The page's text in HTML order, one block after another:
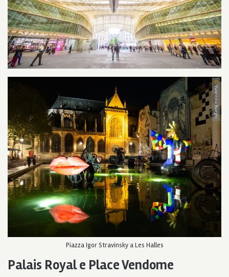
Piazza Igor Stravinsky a Les Halles
Palais Royal e Place Vendome